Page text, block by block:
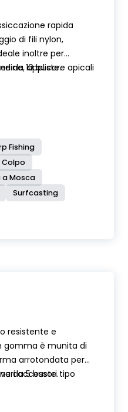
rapida
di fili nylon,
inoltre per
applicare apicali
etc. etc. Boccetta
preciso.
in frigo.
da 10 buste.
Fishing
Colpo
a Mosca
Surfcasting
resistente e
gomma è munita di
arrotondata per
accessori tipo
assicurare la collana
da 5 buste.